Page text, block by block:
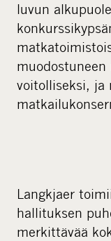
luvun
voitolliseksi, ja
Langkjaer
hallituksen
merkittävää